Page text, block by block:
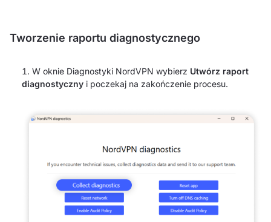
Tworzenie raportu diagnostycznego
W oknie Diagnostyki NordVPN wybierz Utwórz raport
diagnostyczny i poczekaj na zakończenie procesu.